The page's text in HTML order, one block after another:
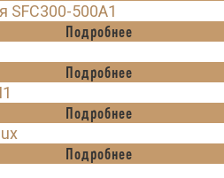
SFC300-500A1
Подробнее
Подробнее
Подробнее
Подробнее